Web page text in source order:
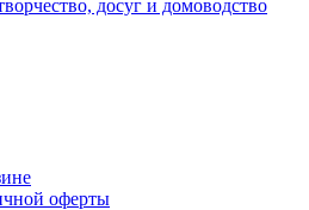
досуг и домоводство
оферты